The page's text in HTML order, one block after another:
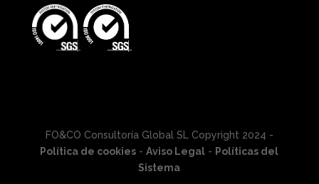
FO&CO Consultoría Global SL Copyright 2024 -
Política de cookies -Aviso Legal - Políticas del
Sistema